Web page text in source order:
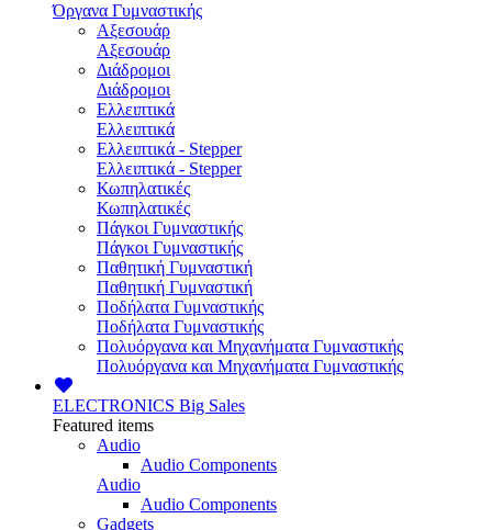
Όργανα Γυμναστικής
Αξεσουάρ
Αξεσουάρ
Διάδρομοι
Διάδρομοι
Ελλειπτικά
Ελλειπτικά
Ελλειπτικά - Stepper
Ελλειπτικά - Stepper
Κωπηλατικές
Κωπηλατικές
Πάγκοι Γυμναστικής
Πάγκοι Γυμναστικής
Παθητική Γυμναστική
Παθητική Γυμναστική
Ποδήλατα Γυμναστικής
Ποδήλατα Γυμναστικής
Πολυόργανα και Μηχανήματα Γυμναστικής
Πολυόργανα και Μηχανήματα Γυμναστικής
ELECTRONICS Big Sales
Featured items
Audio
Audio Components
Audio
Audio Components
Gadgets